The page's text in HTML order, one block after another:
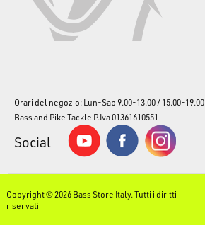
Orari del negozio: Lun-Sab 9.00-13.00 / 15.00-19.00
Bass and Pike Tackle P.Iva 01361610551
Social
Copyright © 2026 Bass Store Italy. Tutti i diritti
riservati